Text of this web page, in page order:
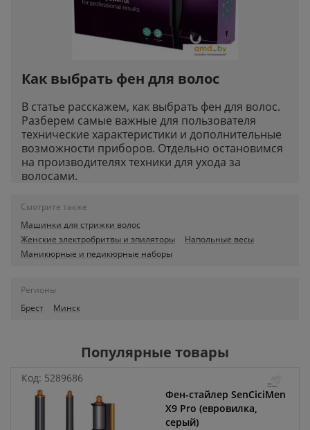
Как выбрать фен для волос
В статье расскажем, как выбрать фен для волос.
Разберем самые важные для пользователя
технические характеристики и дополнительные
возможности приборов. Отдельно остановимся
на производителях техники для ухода за
волосами.
Смотрите также
Машинки для стрижки волос
Женские электробритвы и эпиляторы
Напольные весы
Маникюрные и педикюрные наборы
Регионы
Брест
Минск
Популярные товары
Код: 5289686
Фен-стайлер SenCiciMen
X9 Pro (евровилка,
серый)